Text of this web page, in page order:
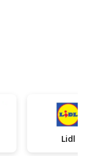
Lidl